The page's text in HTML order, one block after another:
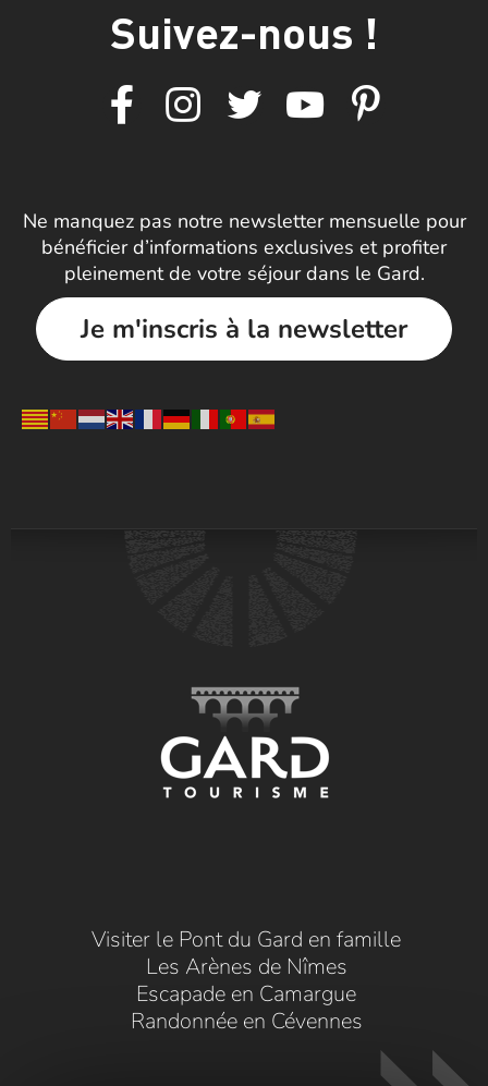
Suivez-nous !
Ne manquez pas notre newsletter mensuelle pour
bénéficier d’informations exclusives et profiter
pleinement de votre séjour dans le Gard.
Je m'inscris à la newsletter
Visiter le Pont du Gard en famille
Les Arènes de Nîmes
Escapade en Camargue
Randonnée en Cévennes